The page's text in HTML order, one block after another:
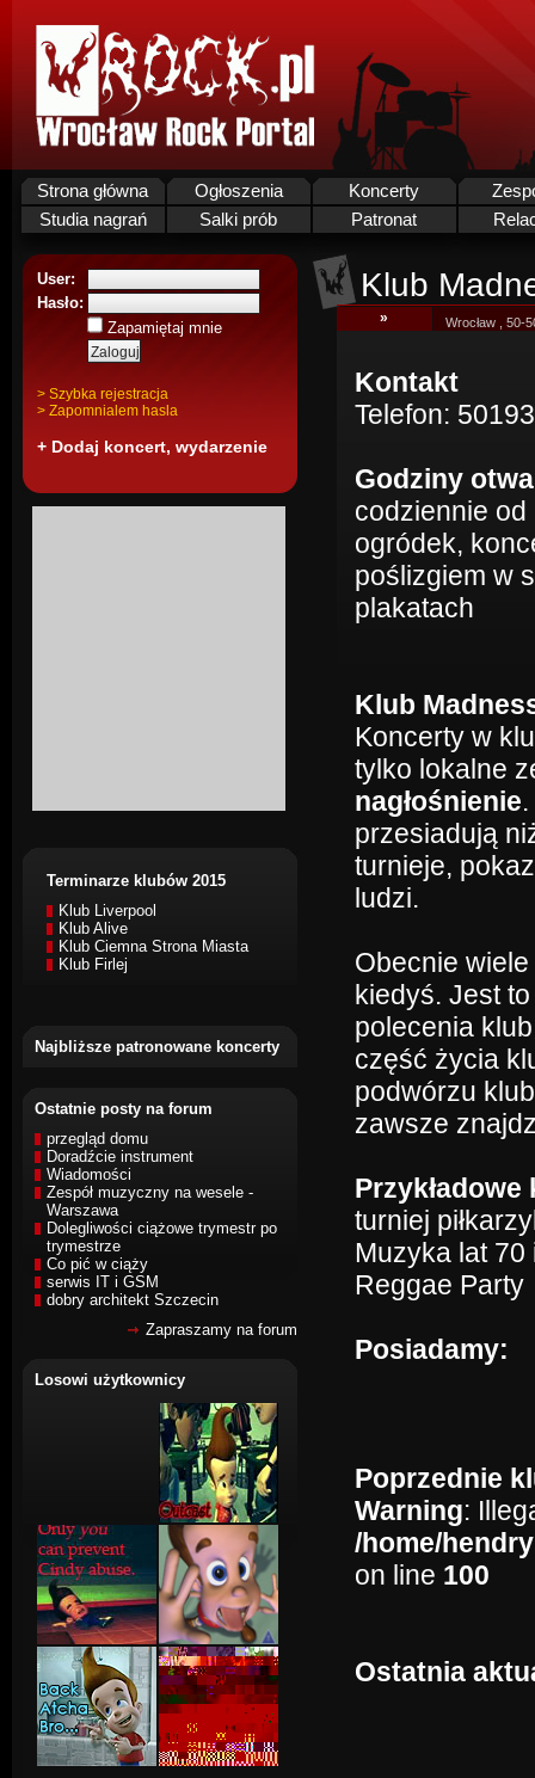
Strona główna Ogłoszenia Koncerty
Studia nagrań
Salki prób Patronat
User:
Hasło:
Zapamiętaj mnie
> Szybka rejestracja
> Zapomnialem hasla
+ Dodaj koncert, wydarzenie
Terminarze klubów 2015
Klub Liverpool
Klub Alive
Klub Ciemna Strona Miasta
Klub Firlej
Najbliższe patronowane koncerty
Ostatnie posty na forum
przegląd domu
Doradźcie instrument
Wiadomości
Zespół muzyczny na wesele -
Warszawa
Dolegliwości ciążowe trymestr po
trymestrze
Co pić w ciąży
serwis IT i GSM
dobry architekt Szczecin
Zapraszamy na forum
Losowi użytkownicy
Klub
» Wrocław ,
Kontakt
Telefon:
Godziny
codziennie
ogródek,
poślizgiem w
plakatach
Klub
Koncerty w
tylko lokalne
nagłośnienie
przesiadują
turnieje,
ludzi.
Obecnie
kiedyś. Jest
polecenia
część życia
podwórzu
zawsze
turniej
Muzyka lat 70
Reggae Party
Posiadamy:
Poprzednie
Warning:
/home/
on line 100
Ostatnia